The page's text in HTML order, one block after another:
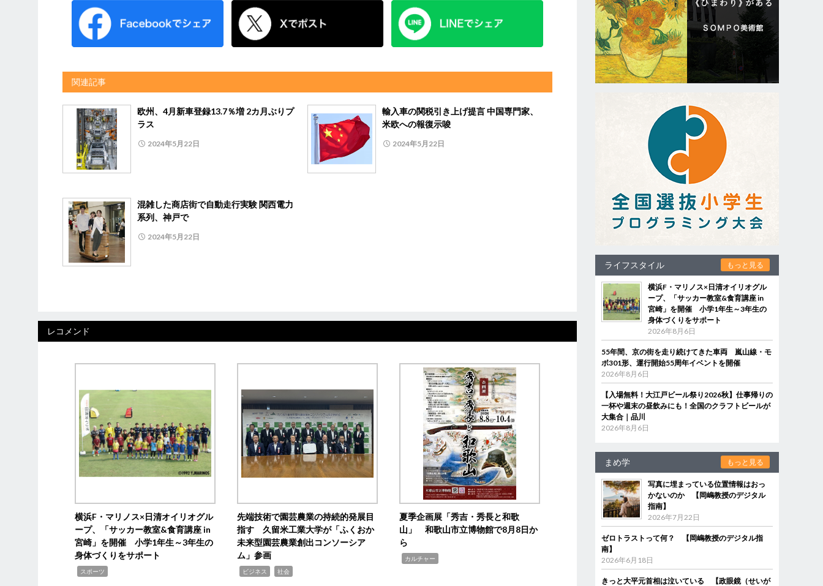
関連記事
欧州、4月新車登録13.7％増 2カ月ぶりプ
ラス
2024年5月22日
輸入車の関税引き上げ提言 中国専門家、
米欧への報復示唆
2024年5月22日
混雑した商店街で自動走行実験 関西電力
系列、神戸で
2024年5月22日
レコメンド
横浜F・マリノス×日清オイリオグル
ープ、「サッカー教室&食育講座 in
宮崎」を開催 小学1年生～3年生の
身体づくりをサポート
スポーツ
先端技術で園芸農業の持続的発展目
指す 久留米工業大学が「ふくおか
未来型園芸農業創出コンソーシア
ム」参画
ビジネス 社会
夏季企画展「秀吉・秀長と和歌
山」 和歌山市立博物館で8月8日か
ら
カルチャー
ライフスタイル もっと見る
横浜F・マリノス×日清オイリオグル
ープ、「サッカー教室&食育講座 in
宮崎」を開催 小学1年生～3年生の
身体づくりをサポート
2026年8月6日
55年間、京の街を走り続けてきた車両 嵐山線・モ
ボ301形、運行開始55周年イベントを開催
2026年8月6日
【入場無料！大江戸ビール祭り2026秋】仕事帰りの
一杯や週末の昼飲みにも！全国のクラフトビールが
大集合｜品川
2026年8月6日
まめ学 もっと見る
写真に埋まっている位置情報はおっ
かないのか 【岡嶋教授のデジタル
指南】
2026年7月22日
ゼロトラストって何？ 【岡嶋教授のデジタル指
南】
2026年6月18日
きっと大平元首相は泣いている 【政眼鏡（せいが